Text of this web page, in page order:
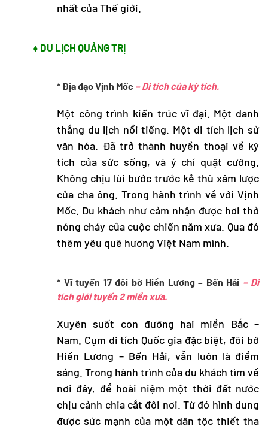
nhất của Thế giới.
♦ DU LỊCH QUẢNG TRỊ
* Địa đạo Vịnh Mốc – Di tích của kỳ tích.
Một công trình kiến trúc vĩ đại. Một danh
thắng du lịch nổi tiếng. Một di tích lịch sử
văn hóa. Đã trở thành huyền thoại về kỳ
tích của sức sống, và ý chí quật cường.
Không chịu lùi bước trước kẻ thù xâm lược
của cha ông. Trong hành trình về với Vịnh
Mốc. Du khách như cảm nhận được hơi thở
nóng cháy của cuộc chiến năm xưa. Qua đó
thêm yêu quê hương Việt Nam mình.
* Vĩ tuyến 17 đôi bờ Hiền Lương – Bến Hải – Di
tích giới tuyến 2 miền xưa.
Xuyên suốt con đường hai miền Bắc –
Nam. Cụm di tích Quốc gia đặc biệt, đôi bờ
Hiền Lương – Bến Hải, vẫn luôn là điểm
sáng. Trong hành trình của du khách tìm về
nơi đây, để hoài niệm một thời đất nước
chịu cảnh chia cắt đôi nơi. Từ đó hình dung
được sức mạnh của một dân tộc thiết tha